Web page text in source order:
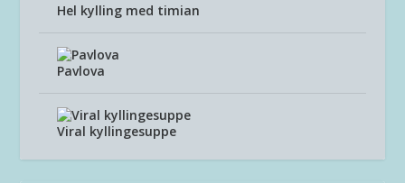
Hel kylling med timian
Pavlova
Viral kyllingesuppe